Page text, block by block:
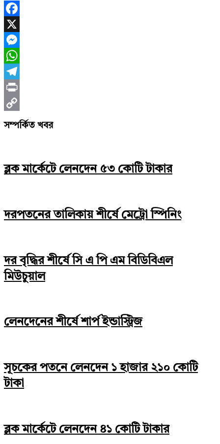
Facebook
X
Messenger
WhatsApp
Telegram
Print
Copy
সম্পর্কিত খবর
ব্লক মার্কেটে লেনদেন ৫৩ কোটি টাকার
দরপতনের তালিকায় শীর্ষে মেট্রো স্পিনিং
দর বৃদ্ধির শীর্ষে সি এ পি এম বিডিবিএল
মিউচুয়াল
লেনদেনের শীর্ষে শার্প ইন্ডাস্ট্রিজ
সূচকের পতনে লেনদেন ১ হাজার ২১০ কোটি
টাকা
ব্লক মার্কেটে লেনদেন ৪১ কোটি টাকার